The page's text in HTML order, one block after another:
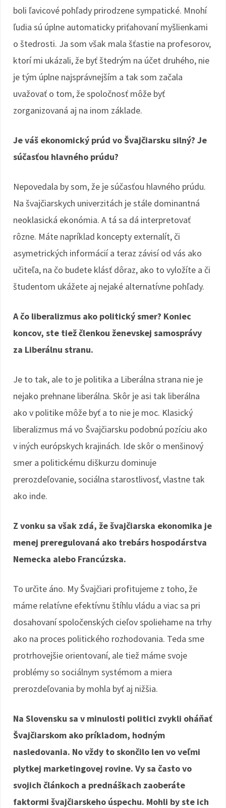
boli ľavicové pohľady prirodzene sympatické. Mnohí
ľudia sú úplne automaticky priťahovaní myšlienkami
o štedrosti. Ja som však mala šťastie na profesorov,
ktorí mi ukázali, že byť štedrým na účet druhého, nie
je tým úplne najsprávnejším a tak som začala
uvažovať o tom, že spoločnosť môže byť
zorganizovaná aj na inom základe.
Je váš ekonomický prúd vo Švajčiarsku silný? Je
súčasťou hlavného prúdu?
Nepovedala by som, že je súčasťou hlavného prúdu.
Na švajčiarskych univerzitách je stále dominantná
neoklasická ekonómia. A tá sa dá interpretovať
rôzne. Máte napríklad koncepty externalít, či
asymetrických informácií a teraz závisí od vás ako
učiteľa, na čo budete klásť dôraz, ako to vyložíte a či
študentom ukážete aj nejaké alternatívne pohľady.
A čo liberalizmus ako politický smer? Koniec
koncov, ste tiež členkou ženevskej samosprávy
za Liberálnu stranu.
Je to tak, ale to je politika a Liberálna strana nie je
nejako prehnane liberálna. Skôr je asi tak liberálna
ako v politike môže byť a to nie je moc. Klasický
liberalizmus má vo Švajčiarsku podobnú pozíciu ako
v iných európskych krajinách. Ide skôr o menšinový
smer a politickému diškurzu dominuje
prerozdeľovanie, sociálna starostlivosť, vlastne tak
ako inde.
Z vonku sa však zdá, že švajčiarska ekonomika je
menej preregulovaná ako trebárs hospodárstva
Nemecka alebo Francúzska.
To určite áno. My Švajčiari profitujeme z toho, že
máme relatívne efektívnu štíhlu vládu a viac sa pri
dosahovaní spoločenských cieľov spoliehame na trhy
ako na proces politického rozhodovania. Teda sme
protrhovejšie orientovaní, ale tiež máme svoje
problémy so sociálnym systémom a miera
prerozdeľovania by mohla byť aj nižšia.
Na Slovensku sa v minulosti politici zvykli oháňať
Švajčiarskom ako príkladom, hodným
nasledovania. No vždy to skončilo len vo veľmi
plytkej marketingovej rovine. Vy sa často vo
svojich článkoch a prednáškach zaoberáte
faktormi švajčiarskeho úspechu. Mohli by ste ich